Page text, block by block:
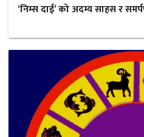
‘निम्स दाई’ को अदम्य साहस र